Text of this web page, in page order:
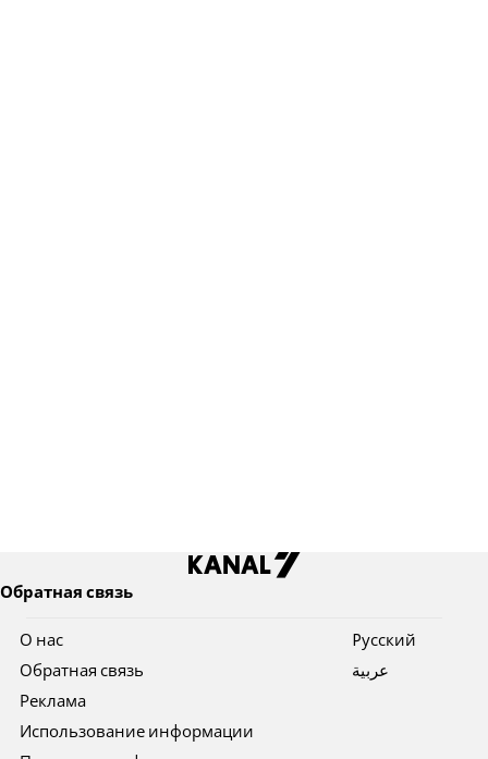
Обратная связь
О нас
Обратная связь
Реклама
Использование информации
Pусский
عربية